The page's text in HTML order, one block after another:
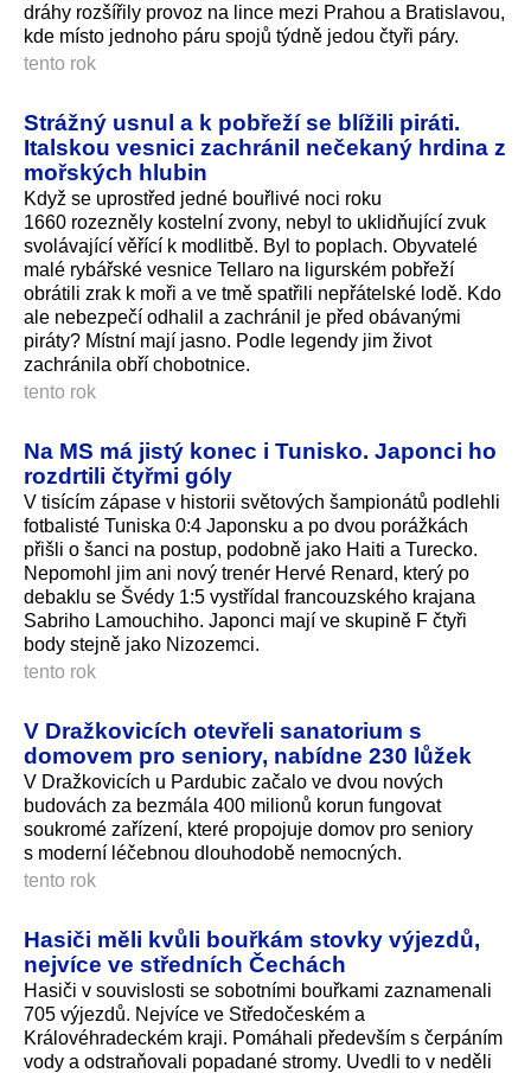
dráhy rozšířily provoz na lince mezi Prahou a Bratislavou,
kde místo jednoho páru spojů týdně jedou čtyři páry.
tento rok
Strážný usnul a k pobřeží se blížili piráti.
Italskou vesnici zachránil nečekaný hrdina z
mořských hlubin
Když se uprostřed jedné bouřlivé noci roku
1660 rozezněly kostelní zvony, nebyl to uklidňující zvuk
svolávající věřící k modlitbě. Byl to poplach. Obyvatelé
malé rybářské vesnice Tellaro na ligurském pobřeží
obrátili zrak k moři a ve tmě spatřili nepřátelské lodě. Kdo
ale nebezpečí odhalil a zachránil je před obávanými
piráty? Místní mají jasno. Podle legendy jim život
zachránila obří chobotnice.
tento rok
Na MS má jistý konec i Tunisko. Japonci ho
rozdrtili čtyřmi góly
V tisícím zápase v historii světových šampionátů podlehli
fotbalisté Tuniska 0:4 Japonsku a po dvou porážkách
přišli o šanci na postup, podobně jako Haiti a Turecko.
Nepomohl jim ani nový trenér Hervé Renard, který po
debaklu se Švédy 1:5 vystřídal francouzského krajana
Sabriho Lamouchiho. Japonci mají ve skupině F čtyři
body stejně jako Nizozemci.
tento rok
V Dražkovicích otevřeli sanatorium s
domovem pro seniory, nabídne 230 lůžek
V Dražkovicích u Pardubic začalo ve dvou nových
budovách za bezmála 400 milionů korun fungovat
soukromé zařízení, které propojuje domov pro seniory
s moderní léčebnou dlouhodobě nemocných.
tento rok
Hasiči měli kvůli bouřkám stovky výjezdů,
nejvíce ve středních Čechách
Hasiči v souvislosti se sobotními bouřkami zaznamenali
705 výjezdů. Nejvíce ve Středočeském a
Královéhradeckém kraji. Pomáhali především s čerpáním
vody a odstraňovali popadané stromy. Uvedli to v neděli